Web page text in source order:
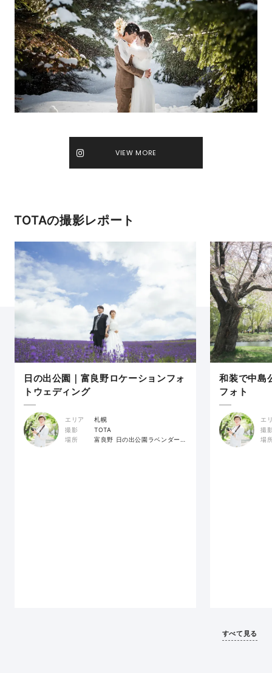
VIEW MORE
TOTAの撮影レポート
日の出公園｜富良野ロケーションフォ
トウェディング
エリア
札幌
撮影
TOTA
場所
富良野 日の出公園ラベンダー園
和装で中島
フォト
エ
撮
場
すべて見る